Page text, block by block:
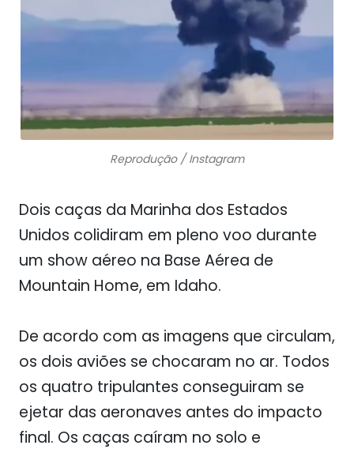
Reprodução / Instagram
Dois caças da Marinha dos Estados
Unidos colidiram em pleno voo durante
um show aéreo na Base Aérea de
Mountain Home, em Idaho.
De acordo com as imagens que circulam,
os dois aviões se chocaram no ar. Todos
os quatro tripulantes conseguiram se
ejetar das aeronaves antes do impacto
final. Os caças caíram no solo e